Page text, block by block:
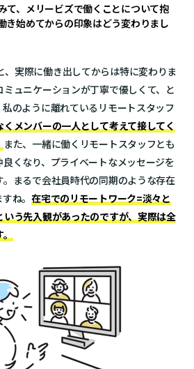
て、メリービズで働くことについて抱
き始めてからの印象はどう変わりまし
、実際に働き出してからは特に変わりま
ュニケーションが丁寧で優しくて、と
のように離れているリモートスタッフ
くメンバーの一人として考えて接してく
また、一緒に働くリモートスタッフとも
くなり、プライベートなメッセージを
まるで会社員時代の同期のような存在
すね。在宅でのリモートワーク=淡々と
う先入観があったのですが、実際は全
。